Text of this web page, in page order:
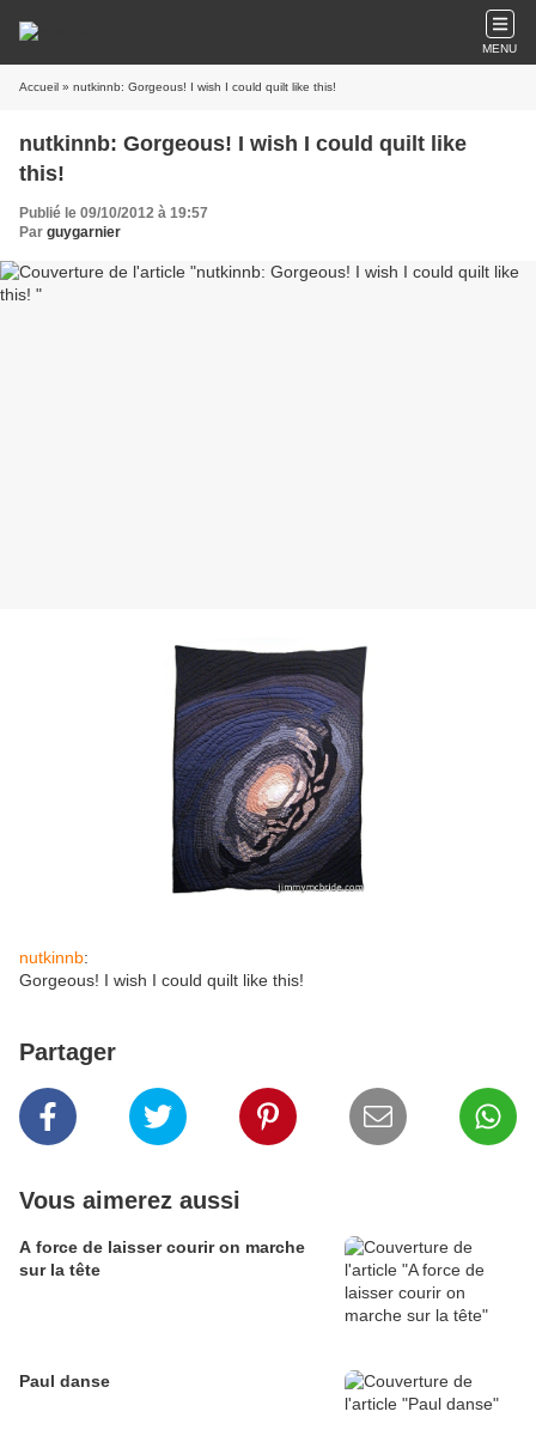
MENU
Accueil » nutkinnb: Gorgeous! I wish I could quilt like this!
nutkinnb: Gorgeous! I wish I could quilt like
this!
Publié le 09/10/2012 à 19:57
Par guygarnier
nutkinnb:
Gorgeous! I wish I could quilt like this!
Partager
Vous aimerez aussi
A force de laisser courir on marche
sur la tête
Paul danse